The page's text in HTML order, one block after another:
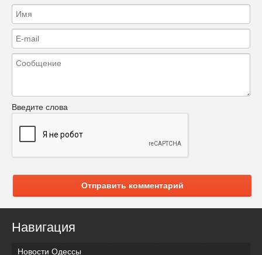
Введите слова
Отправить комментарий
Навигация
Новости Одессы